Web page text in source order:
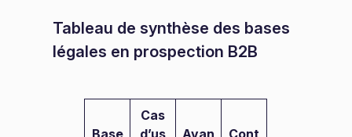
Tableau de synthèse des bases
légales en prospection B2B
Base
Cas
d’us
Avan
Cont